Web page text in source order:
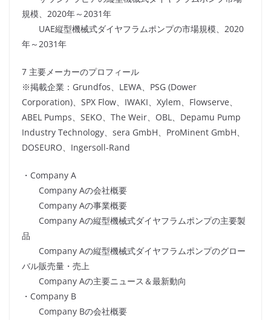
規模、2020年～2031年
UAE縦型機械式ダイヤフラムポンプの市場規模、2020
年～2031年
7 主要メーカーのプロフィール
※掲載企業：Grundfos、LEWA、PSG (Dower
Corporation)、SPX Flow、IWAKI、Xylem、Flowserve、
ABEL Pumps、SEKO、The Weir、OBL、Depamu Pump
Industry Technology、sera GmbH、ProMinent GmbH、
DOSEURO、Ingersoll-Rand
・Company A
Company Aの会社概要
Company Aの事業概要
Company Aの縦型機械式ダイヤフラムポンプの主要製
品
Company Aの縦型機械式ダイヤフラムポンプのグロー
バル販売量・売上
Company Aの主要ニュース＆最新動向
・Company B
Company Bの会社概要